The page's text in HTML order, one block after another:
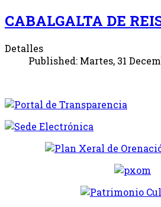
CABALGALTA DE
Detalles
Published: Martes, 31